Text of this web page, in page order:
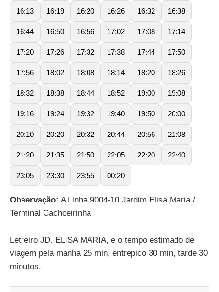
16:13 16:19 16:20 16:26 16:32 16:38
16:44 16:50 16:56 17:02 17:08 17:14
17:20 17:26 17:32 17:38 17:44 17:50
17:56 18:02 18:08 18:14 18:20 18:26
18:32 18:38 18:44 18:52 19:00 19:08
19:16 19:24 19:32 19:40 19:50 20:00
20:10 20:20 20:32 20:44 20:56 21:08
21:20 21:35 21:50 22:05 22:20 22:40
23:05 23:30 23:55 00:20
Observação: A Linha 9004-10 Jardim Elisa Maria /
Terminal Cachoeirinha
Letreiro JD. ELISA MARIA, e o tempo estimado de
viagem pela manha 25 min, entrepico 30 min, tarde 30
minutos.